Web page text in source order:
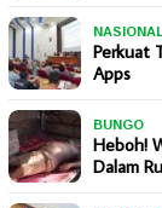
Perkuat
Apps
BUNGO
Heboh!
Dalam